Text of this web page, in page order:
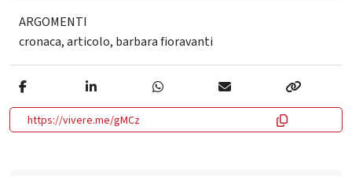
ARGOMENTI
cronaca,articolo, barbara fioravanti
https://vivere.me/gMCz